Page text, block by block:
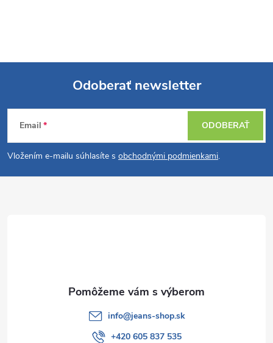
Z
á
p
Odoberať newsletter
Email
Vložením e-mailu súhlasíte s obchodnými podmienkami.
ODOBERAŤ
info@jeans-shop.sk
+420 605 837 535